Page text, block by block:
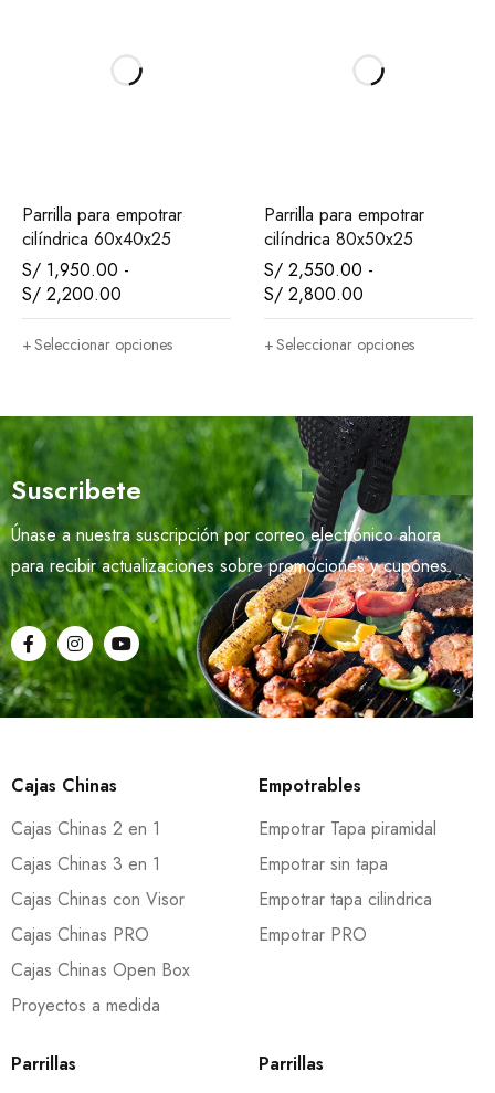
Parrilla para empotrar
cilíndrica 60x40x25
S/ 1,950.00 -
S/ 2,200.00
Seleccionar opciones
Parrilla para empotrar
cilíndrica 80x50x25
S/ 2,550.00 -
S/ 2,800.00
Seleccionar opciones
Suscribete
Únase a nuestra suscripción por correo electrónico ahora
para recibir actualizaciones sobre promociones y cupones.
Cajas Chinas
Cajas Chinas 2 en 1
Cajas Chinas 3 en 1
Cajas Chinas con Visor
Cajas Chinas PRO
Cajas Chinas Open Box
Proyectos a medida
Empotrables
Empotrar Tapa piramidal
Empotrar sin tapa
Empotrar tapa cilindrica
Empotrar PRO
Parrillas
Parrillas